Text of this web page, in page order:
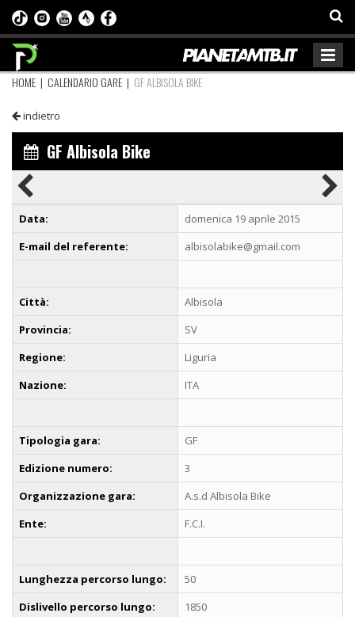
HOME | CALENDARIO GARE | GF ALBISOLA BIKE
indietro
GF Albisola Bike
Data:
domenica 19 aprile 2015
E-mail del referente:
albisolabike@gmail.com
Città:
Albisola
Provincia:
SV
Regione:
Liguria
Nazione:
ITA
Tipologia gara:
GF
Edizione numero:
3
Organizzazione gara:
A.s.d Albisola Bike
Ente:
F.C.I.
Lunghezza percorso lungo:
50
Dislivello percorso lungo:
1850